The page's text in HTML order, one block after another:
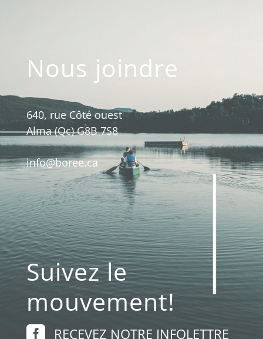
Nous joindre
640, rue Côté ouest
Alma (Qc) G8B 7S8
info@boree.ca
Suivez le
mouvement!
 RECEVEZ NOTRE INFOLETTRE